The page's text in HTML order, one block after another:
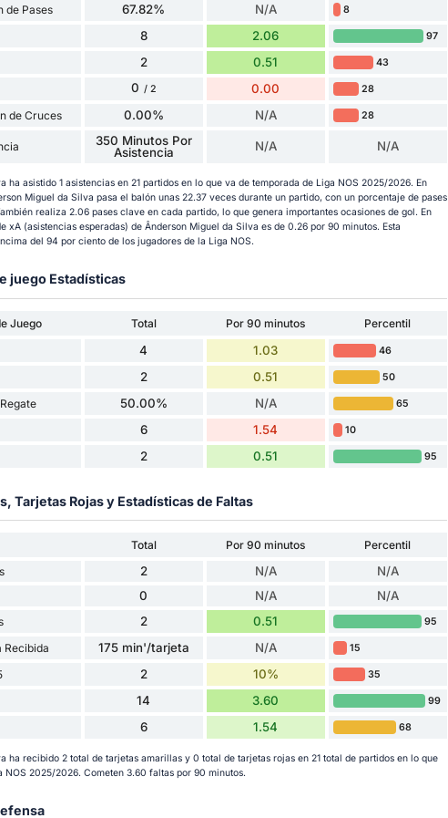
de Pases 67.82% N/A 8
8 2.06 97
2 0.51 43
0 / 2 0.00 28
de Cruces 0.00% N/A 28
350 Minutos Por
Asistencia
N/A N/A
ha asistido 1 asistencias en 21 partidos en lo que va de temporada de Liga NOS 2025/2026. En
Miguel da Silva pasa el balón unas 22.37 veces durante un partido, con un porcentaje de pases
realiza 2.06 pases clave en cada partido, lo que genera importantes ocasiones de gol. En
xA (asistencias esperadas) de Ânderson Miguel da Silva es de 0.26 por 90 minutos. Esta
del 94 por ciento de los jugadores de la Liga NOS.
juego Estadísticas
Juego Total Por 90 minutos
Percentil
4 1.03 46
2 0.51 50
50.00% N/A 65
6 1.54 10
2 0.51 95
Tarjetas Rojas y Estadísticas de Faltas
Total Por 90 minutos
Percentil
2 N/A N/A
0 N/A N/A
2 0.51 95
Recibida 175 min'/tarjeta N/A 15
2 10% 35
14 3.60 99
6 1.54 68
ha recibido 2 total de tarjetas amarillas y 0 total de tarjetas rojas en 21 total de partidos en lo que
NOS 2025/2026. Cometen 3.60 faltas por 90 minutos.